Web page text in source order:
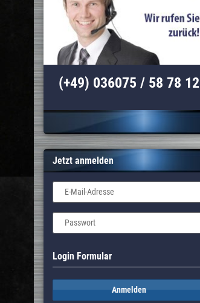
(+49) 036075 / 58 78 12
Jetzt anmelden
E-Mail-Adresse
Passwort
Login Formular
Anmelden